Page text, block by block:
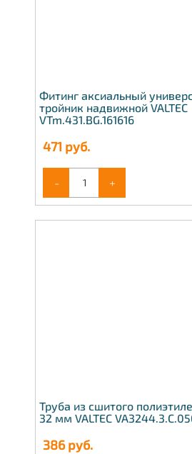
Фитинг аксиальный
тройник надвижной VALTEC
VTm.431.BG.161616
471 руб.
- +
Труба из сшитого
32 мм VALTEC
386руб.